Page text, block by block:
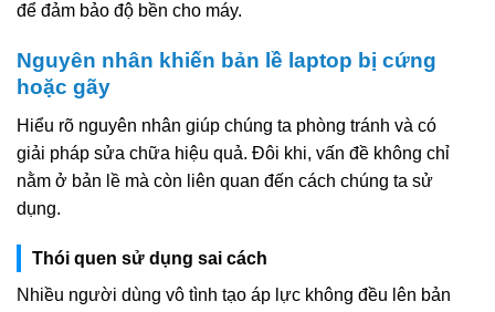
để đảm bảo độ bền cho máy.
Nguyên nhân khiến bản lề laptop bị cứng
hoặc gãy
Hiểu rõ nguyên nhân giúp chúng ta phòng tránh và có
giải pháp sửa chữa hiệu quả. Đôi khi, vấn đề không chỉ
nằm ở bản lề mà còn liên quan đến cách chúng ta sử
dụng.
Thói quen sử dụng sai cách
Nhiều người dùng vô tình tạo áp lực không đều lên bản